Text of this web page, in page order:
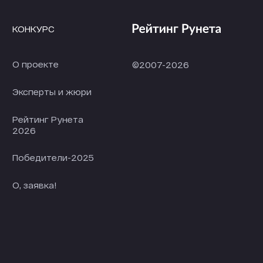
КОНКУРС
О проекте
Эксперты и жюри
Рейтинг Рунета
2026
Победители-2025
О, заявка!
©2007-2026